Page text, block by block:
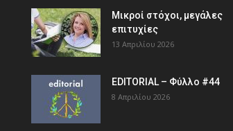
Μικροί στόχοι, μεγάλες
επιτυχίες
13 Απριλίου 2026
EDITORIAL – Φύλλο #44
8 Απριλίου 2026